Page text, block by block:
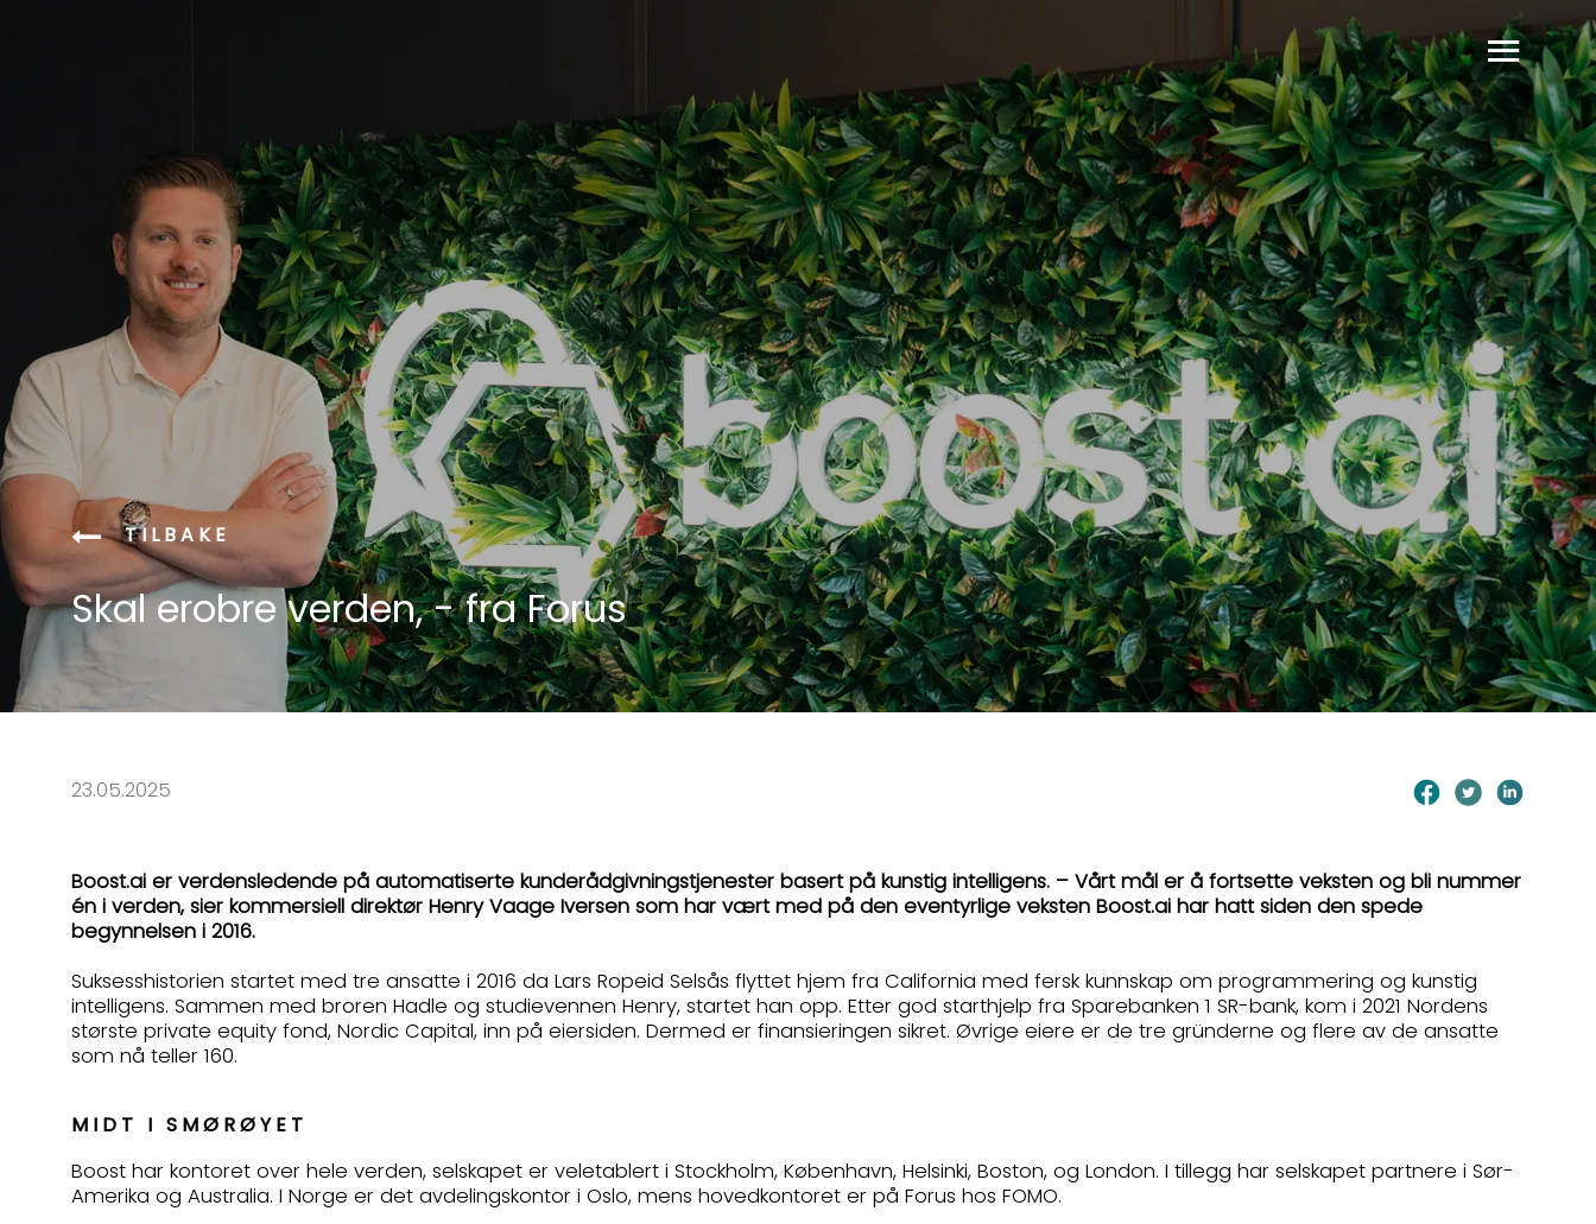
TILBAKE
Skal erobre verden, - fra Forus
23.05.2025
Boost.ai er verdensledende på automatiserte kunderådgivningstjenester basert på kunstig intelligens. – Vårt mål er å fortsette veksten og bli nummer
én i verden, sier kommersiell direktør Henry Vaage Iversen som har vært med på den eventyrlige veksten Boost.ai har hatt siden den spede
begynnelsen i 2016.
Suksesshistorien startet med tre ansatte i 2016 da Lars Ropeid Selsås flyttet hjem fra California med fersk kunnskap om programmering og kunstig
intelligens. Sammen med broren Hadle og studievennen Henry, startet han opp. Etter god starthjelp fra Sparebanken 1 SR-bank, kom i 2021 Nordens
største private equity fond, Nordic Capital, inn på eiersiden. Dermed er finansieringen sikret. Øvrige eiere er de tre gründerne og flere av de ansatte
som nå teller 160.
MIDT I SMØRØYET
Boost har kontoret over hele verden, selskapet er veletablert i Stockholm, København, Helsinki, Boston, og London. I tillegg har selskapet partnere i Sør-
Amerika og Australia. I Norge er det avdelingskontor i Oslo, mens hovedkontoret er på Forus hos FOMO.